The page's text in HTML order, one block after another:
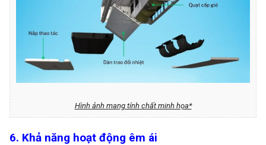
Hình ảnh mang tính chất minh họa*
6. Khả năng hoạt động êm ái